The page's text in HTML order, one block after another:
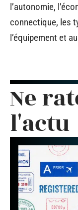
l’autonomie,
connectique, les
l’équipement et
Ne
l'actu